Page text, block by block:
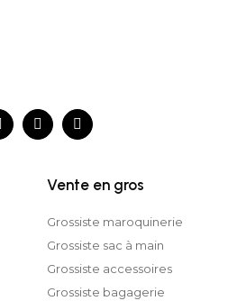
Vente en gros
Grossiste maroquinerie
Grossiste sac à main
Grossiste accessoires
Grossiste bagagerie